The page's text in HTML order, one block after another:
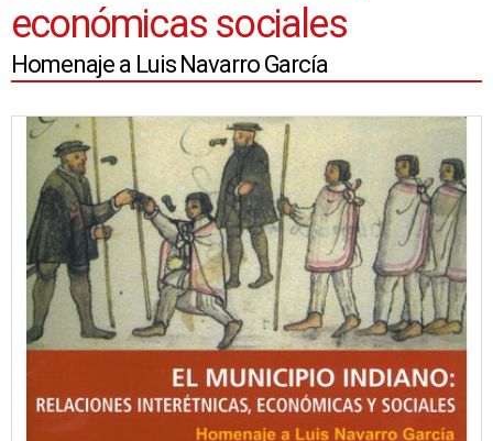
económicas sociales
Homenaje a Luis Navarro García